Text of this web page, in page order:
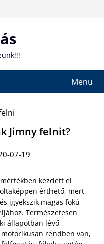
Menu
Jimny felnit?
07-19
kezdett el
érthető, mert
igyekszik magas fokú
Természetesen
állapotban lévő
rendben van,